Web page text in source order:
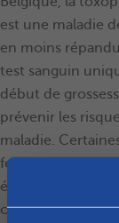
est une maladie
en moins
test sanguin
début de
prévenir les
maladie.
femmes enceintes
également
contre la maladie